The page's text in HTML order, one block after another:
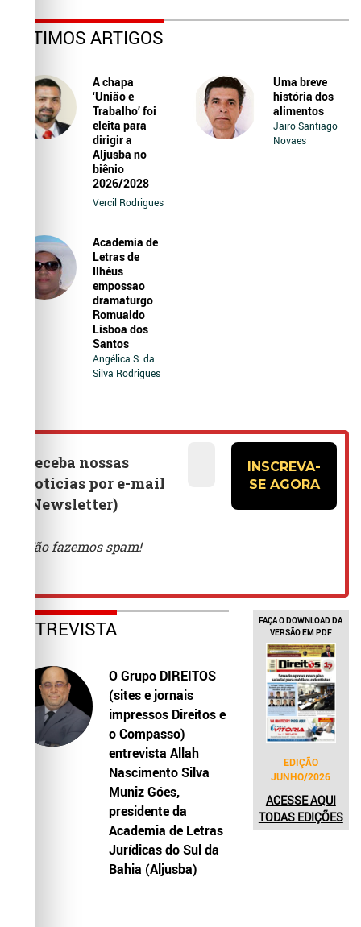
ÚLTIMOS ARTIGOS
A chapa
‘União e
Trabalho’ foi
eleita para
dirigir a
Aljusba no
biênio
2026/2028
Vercil Rodrigues
Uma breve
história dos
alimentos
Jairo Santiago
Novaes
Academia de
Letras de
Ilhéus
empossao
dramaturgo
Romualdo
Lisboa dos
Santos
Angélica S. da
Silva Rodrigues
ENTREVISTA
O Grupo DIREITOS
(sites e jornais
impressos Direitos e
o Compasso)
entrevista Allah
Nascimento Silva
Muniz Góes,
presidente da
Academia de Letras
Jurídicas do Sul da
Bahia (Aljusba)
FAÇA O DOWNLOAD DA
VERSÃO EM PDF
EDIÇÃO
JUNHO/2026
ACESSE AQUI
TODAS EDIÇÕES